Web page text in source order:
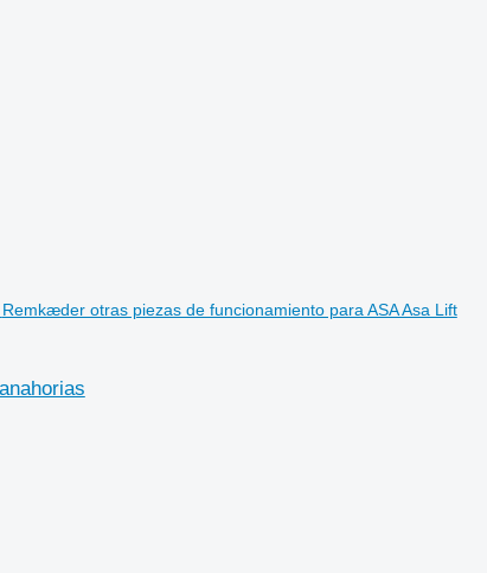
Remkæder otras piezas de funcionamiento para ASA Asa Lift